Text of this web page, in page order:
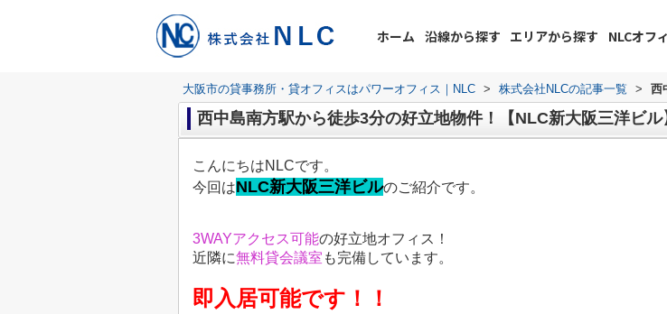
ホーム 沿線から探す エリアから探す NLCオフ
大阪市の貸事務所・貸オフィスはパワーオフィス｜NLC > 株式会社NLCの記事一覧 > 西
西中島南方駅から徒歩3分の好立地物件！【NLC新大阪三洋ビル
こんにちはNLCです。
今回はNLC新大阪三洋ビルのご紹介です。
3WAYアクセス可能の好立地オフィス！
近隣に無料貸会議室 も完備しています。
即入居可能です！！